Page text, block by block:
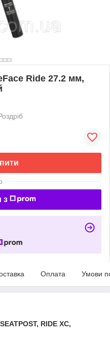
Ride 27.2 мм,
з
Оплата Умови
RIDE XC,